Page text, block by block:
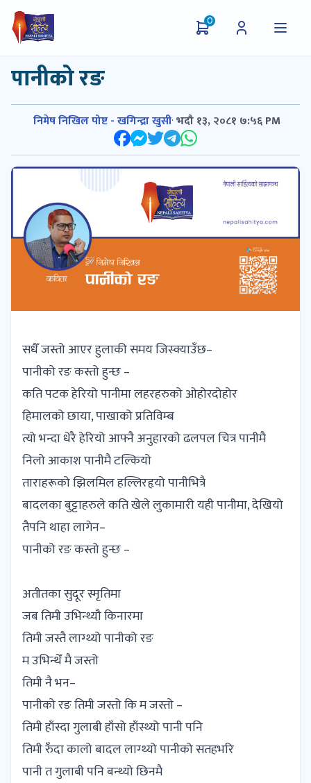
0
पानीको रङ
निमेष निखिल पोष्ट - खगिन्द्रा खुसी·भदौ १३, २०८१ ७:५६ PM
सधैँ जस्तो आएर हुलाकी समय जिस्क्याउँछ–
पानीको रङ कस्तो हुन्छ –
कति पटक हेरियो पानीमा लहरहरुको ओहोरदोहोर
हिमालको छाया, पाखाको प्रतिविम्ब
त्यो भन्दा धेरै हेरियो आफ्नै अनुहारको ढलपल चित्र पानीमै
निलो आकाश पानीमै टल्कियो
ताराहरूको झिलमिल हल्लिरहृयो पानीभित्रै
बादलका बुट्टाहरुले कति खेले लुकामारी यही पानीमा, देखियो
तैपनि थाहा लागेन–
पानीको रङ कस्तो हुन्छ –
अतीतका सुदूर स्मृतिमा
जब तिमी उभिन्थ्यौ किनारमा
तिमी जस्तै लाग्थ्यो पानीको रङ
म उभिन्थेँ मै जस्तो
तिमी नै भन–
पानीको रङ तिमी जस्तो कि म जस्तो –
तिमी हाँस्दा गुलाबी हाँसो हाँस्थ्यो पानी पनि
तिमी रुँदा कालो बादल लाग्थ्यो पानीको सतहभरि
पानी त गुलाबी पनि बन्थ्यो छिनमै